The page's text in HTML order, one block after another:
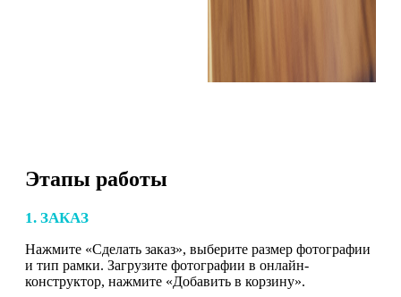
Этапы работы
1. ЗАКАЗ
Нажмите «Сделать заказ», выберите размер фотографии
и тип рамки. Загрузите фотографии в онлайн-
конструктор, нажмите «Добавить в корзину».